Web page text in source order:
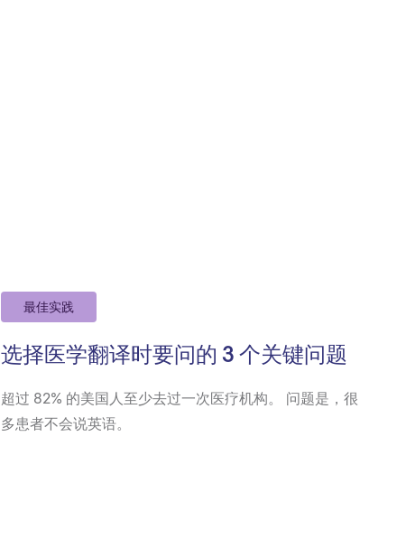
最佳实践
选择医学翻译时要问的 3 个关键问题
超过 82% 的美国人至少去过一次医疗机构。 问题是，很
多患者不会说英语。